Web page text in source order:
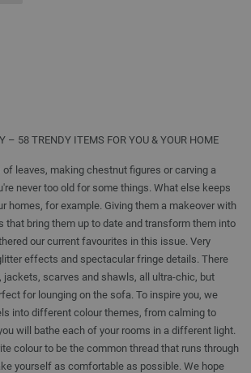
– 58 TRENDY ITEMS FOR YOU & YOUR HOME
leaves, making chestnut figures or carving a
never too old for some things. What else keeps
homes, for example. Giving them a makeover with
that bring them up to date and transform them into
our current favourites in this issue. Very
effects and spectacular fringe details. There
jackets, scarves and shawls, all ultra-chic, but
for lounging on the sofa. To inspire you, we
into different colour themes, from calming to
will bathe each of your rooms in a different light.
colour to be the common thread that runs through
yourself as comfortable as possible. We hope